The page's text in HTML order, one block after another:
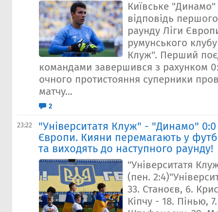
Київське
відповідь
раунду Ліги
румунського
Клуж". Перший
командами завершився з рахунком
очного протистояння суперники
матчу...
2
23:22
"Університатя Клуж" - "Динамо" 0:0
Європи. Кияни перемагають у
та виходять до наступного раунду!
"Університатя
(пен.
33. Станоєв, 6.
Кіпчу - 18. Пінью,